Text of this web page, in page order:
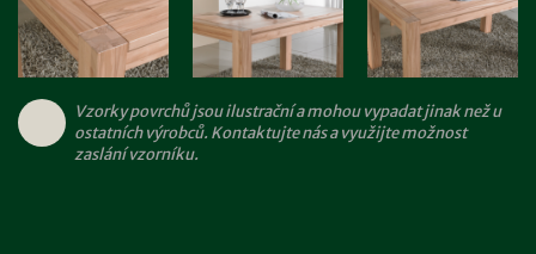
Vzorky povrchů jsou ilustrační a mohou vypadat jinak než u
ostatních výrobců. Kontaktujte nás a využijte možnost
zaslání vzorníku.